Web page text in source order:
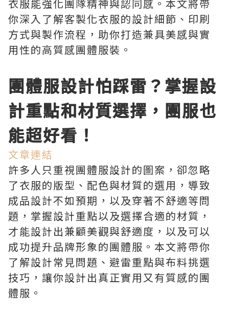
衣服能強化團隊精神與認同感。本文將帶
你深入了解客製化衣服的設計細節、印刷
方式與製作流程，助你打造兼具美感與實
用性的高質感團體服裝。
團體服設計怕踩雷？掌握設
計重點和材質選擇，團服也
能超好看！
文章連結
許多人只重視團體服設計的圖案，卻忽略
了衣服的版型、配色與材質的選用，導致
成品設計不如預期，以及穿著不舒適等問
題，掌握設計重點以及選擇合適的材質，
才能設計出兼顧美觀與舒適度，以及可以
成功提升品牌形象的團體服。本文將帶你
了解設計常見問題、避雷重點與布料挑選
技巧，讓你設計出真正實用又有質感的團
體服。